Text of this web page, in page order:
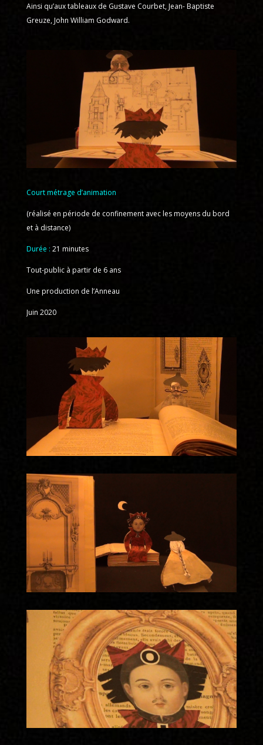
Ainsi qu’aux tableaux de Gustave Courbet, Jean- Baptiste
Greuze, John William Godward.
Court métrage d’animation
(réalisé en période de confinement avec les moyens du bord
et à distance)
Durée : 21 minutes
Tout-public à partir de 6 ans
Une production de l’Anneau
Juin 2020